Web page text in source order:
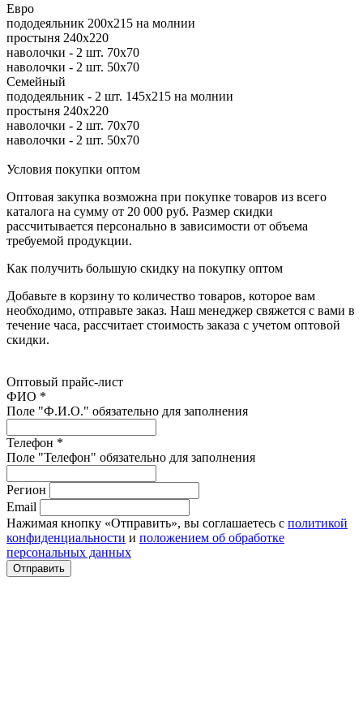
Евро
пододеяльник 200х215 на молнии
простыня 240х220
наволочки - 2 шт. 70х70
наволочки - 2 шт. 50х70
Семейный
пододеяльник - 2 шт. 145х215 на молнии
простыня 240х220
наволочки - 2 шт. 70х70
наволочки - 2 шт. 50х70
Условия покупки оптом
Оптовая закупка возможна при покупке товаров из всего
каталога на сумму от 20 000 руб. Размер скидки
рассчитывается персонально в зависимости от объема
требуемой продукции.
Как получить большую скидку на покупку оптом
Добавьте в корзину то количество товаров, которое вам
необходимо, отправьте заказ. Наш менеджер свяжется с вами в
течение часа, рассчитает стоимость заказа с учетом оптовой
скидки.
Оптовый прайс-лист
ФИО *
Поле "Ф.И.О." обязательно для заполнения
Телефон *
Поле "Телефон" обязательно для заполнения
Регион
Email
Нажимая кнопку «Отправить», вы соглашаетесь с политикой
конфиденциальности и положением об обработке
персональных данных
Отправить